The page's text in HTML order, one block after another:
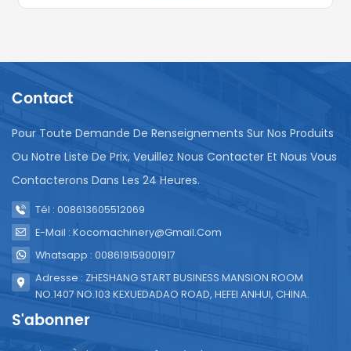
Contact
Pour Toute Demande De Renseignements Sur Nos Produits
Ou Notre Liste De Prix, Veuillez Nous Contacter Et Nous Vous
Contacterons Dans Les 24 Heures.
Tél : 008613605512069
E-Mail : Kocomachinery@gmail.com
Whatsapp : 008619159001917
Adresse : ZHESHANG START BUSINESS MANSION ROOM
NO.1407 NO.103 KEXUEDADAO ROAD, HEFEI ANHUI, CHINA.
S'abonner